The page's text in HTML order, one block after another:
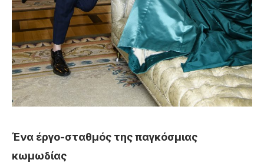
Ένα έργο-σταθμός της παγκόσμιας
κωμωδίας